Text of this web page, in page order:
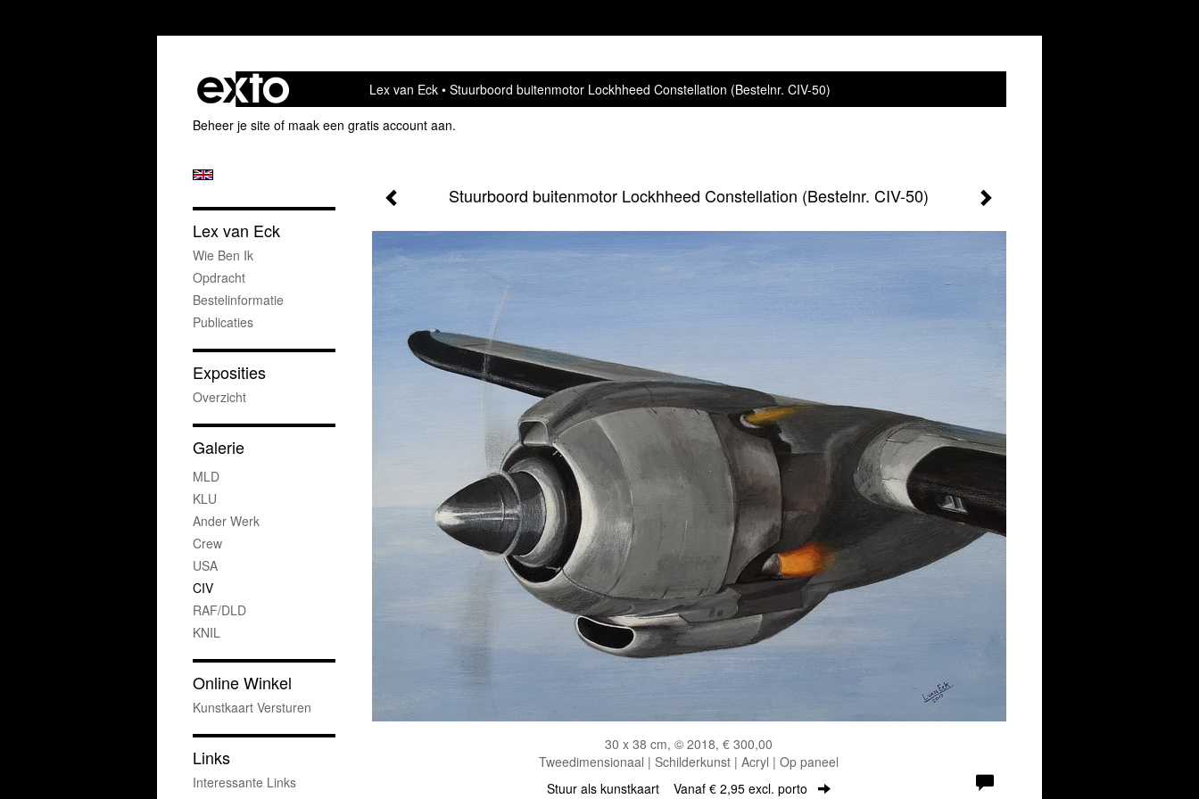
Lex van Eck
Stuurboord buitenmotor Lockhheed Constellation (Bestelnr. CIV-50)
Beheer je site of maak een gratis account aan.
Stuurboord buitenmotor Lockhheed Constellation (Bestelnr. CIV-50)
30 x 38 cm, © 2018, € 300,00
Tweedimensionaal | Schilderkunst | Acryl | Op paneel
Stuur als kunstkaart Vanaf € 2,95 excl. porto
Lex van Eck
Wie Ben Ik
Opdracht
Bestelinformatie
Publicaties
Exposities
Overzicht
Galerie
MLD
KLU
Ander Werk
Crew
USA
CIV
RAF/DLD
KNIL
Online Winkel
Kunstkaart Versturen
Links
Interessante Links